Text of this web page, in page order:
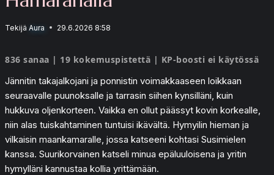
Tekijä Aura 29.6.2026 8:58
836 sanaa | 19 kokemuspistettä | KP-boosti ei käytössä
Jännitin takajalkojani ja ponnistin voimakkaaseen loikkaan
seuraavalle puunoksalle ja tarrasin siihen kynsilläni, kuin
hukkuva oljenkorteen. Vaikka en ollut päässyt kovin korkealle,
niin alas tuiskahtaminen tuntuisi ikävältä. Hymyilin hieman ja
vilkaisin maankamaralle, jossa katseeni kohtasi Susimielen
kanssa. Suurikorvainen katseli minua epäluuloisena ja yritin
hymylläni kannustaa kollia yrittämään.